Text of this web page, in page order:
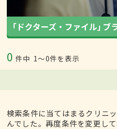
0 件中 1〜0件を表示
検索条件に当てはまるクリニ
んでした。再度条件を変更し